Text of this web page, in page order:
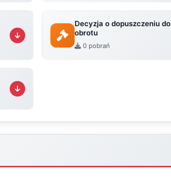
Decyzja o dopuszczeniu do
obrotu
0 pobrań